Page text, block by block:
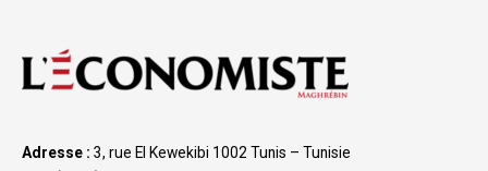
Adresse : 3, rue El Kewekibi 1002 Tunis – Tunisie